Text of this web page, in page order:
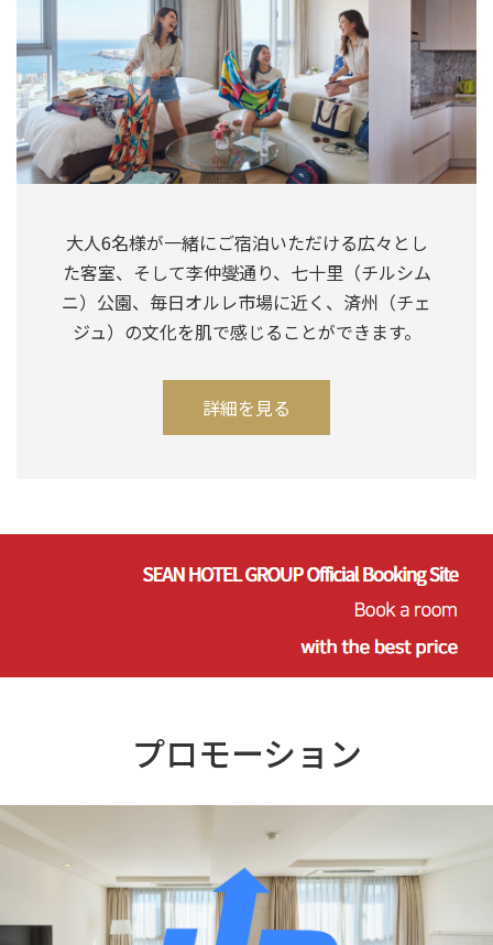
大人6名様が一緒にご宿泊いただける広々とし
た客室、そして李仲燮通り、七十里（チルシム
ニ）公園、毎日オルレ市場に近く、済州（チェ
ジュ）の文化を肌で感じることができます。
詳細を見る
プロモーション